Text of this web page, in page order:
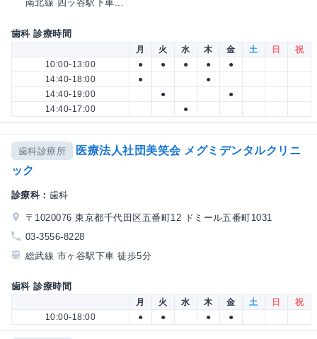
南北線 四ッ谷駅下車...
歯科 診療時間
月 火 水 木 金 土 日
祝
10:00-13:00
● ● ● ●
●
14:40-18:00
●
●
14:40-19:00
●
●
14:40-17:00
●
歯科診療所
医療法人社団美笑会 メグミデンタルクリニ
ック
診療科： 歯科
〒1020076 東京都千代田区五番町12 ドミール五番町1031
03-3556-8228
総武線 市ヶ谷駅下車 徒歩5分
歯科 診療時間
月 火 水 木 金 土 日
祝
10:00-18:00
● ● ● ●